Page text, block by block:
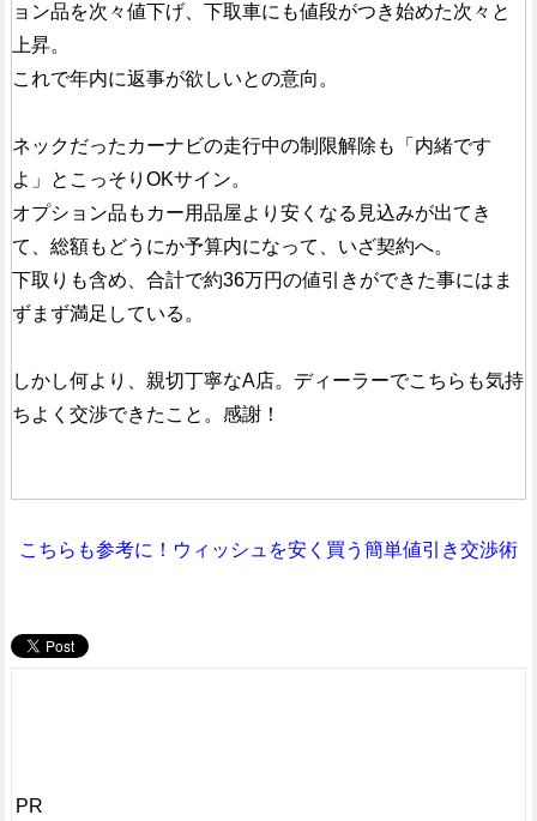
ョン品を次々値下げ、下取車にも値段がつき始めた次々と
上昇。
これで年内に返事が欲しいとの意向。
ネックだったカーナビの走行中の制限解除も「内緒です
よ」とこっそりOKサイン。
オプション品もカー用品屋より安くなる見込みが出てき
て、総額もどうにか予算内になって、いざ契約へ。
下取りも含め、合計で約36万円の値引きができた事にはま
ずまず満足している。
しかし何より、親切丁寧なA店。ディーラーでこちらも気持
ちよく交渉できたこと。感謝！
こちらも参考に！ウィッシュを安く買う簡単値引き交渉術
PR